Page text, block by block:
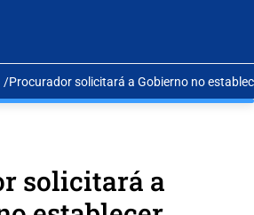
Procurador solicitará a Gobierno no
solicitará a